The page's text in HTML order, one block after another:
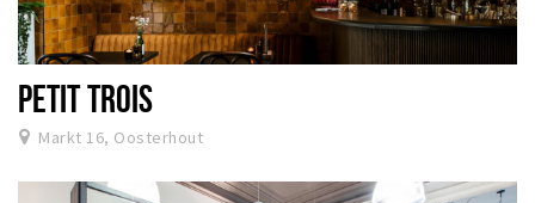
PETIT TROIS
Markt 16, Oosterhout